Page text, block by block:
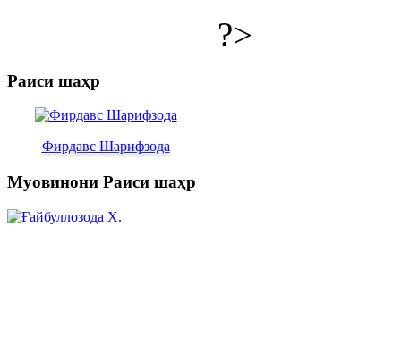
?>
Раиси шаҳр
Фирдавс Шарифзода
Муовинони Раиси шаҳр